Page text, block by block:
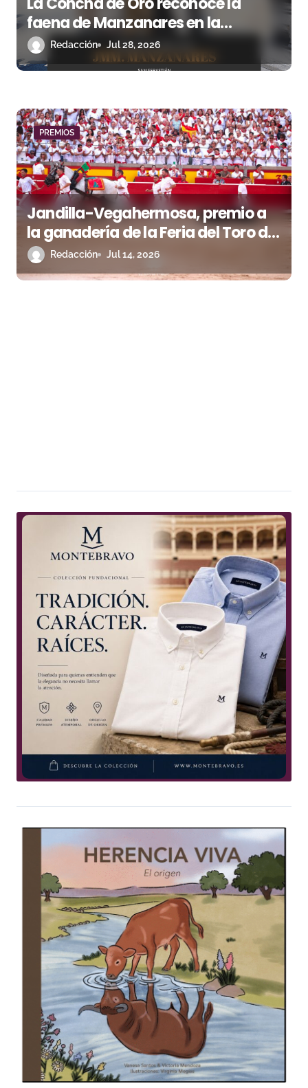
faena de Manzanares en la
Semana Grande 2025
Redacción Jul 28, 2026
PREMIOS
Jandilla-Vegahermosa, premio a
la ganadería de la Feria del Toro de
Pamplona
Redacción Jul 14, 2026